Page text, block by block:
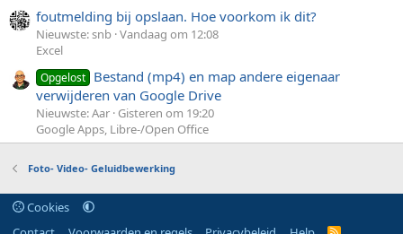
foutmelding bij opslaan. Hoe voorkom ik dit?
Nieuwste: snb Vandaag om 12:08
Excel
Opgelost Bestand (mp4) en map andere eigenaar
verwijderen van Google Drive
Nieuwste: Aar Gisteren om 19:20
Google Apps, Libre-/Open Office
Foto- Video- Geluidbewerking
Cookies
R